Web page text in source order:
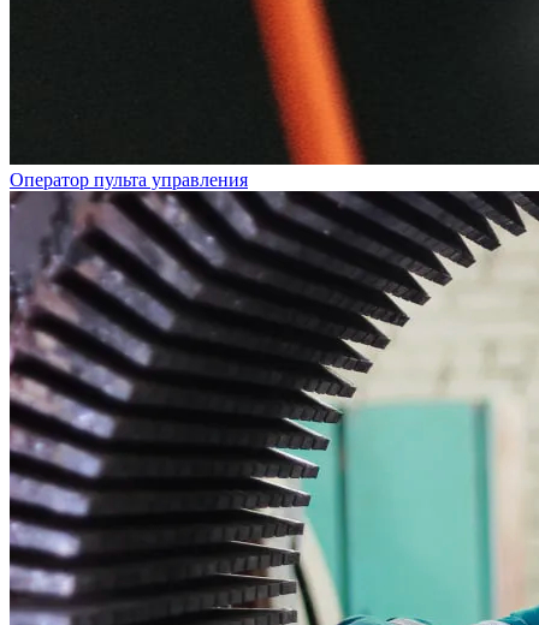
Оператор пульта управления